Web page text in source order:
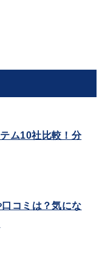
ム10社比較！分
コミは？気にな